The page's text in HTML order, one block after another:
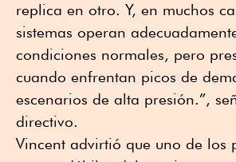
replica en otro. Y, en muchos
sistemas operan
condiciones normales, pero
cuando enfrentan picos de
escenarios de alta presión.”,
directivo.
Vincent advirtió que uno de los